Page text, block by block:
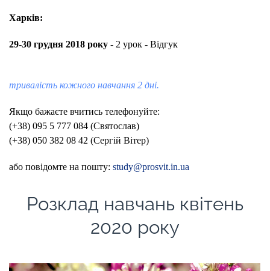
Харків:
29-30 грудня 2018 року - 2 урок - Відгук
тривалість кожного навчання 2 дні.
Якщо бажаєте вчитись телефонуйте:
(+38) 095 5 777 084 (Святослав)
(+38) 050 382 08 42 (Сергій Вітер)
або повідомте на пошту: study@prosvit.in.ua
Розклад навчань квітень
2020 року